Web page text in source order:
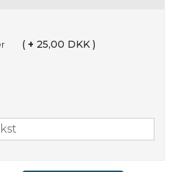
( + 25,00 DKK )